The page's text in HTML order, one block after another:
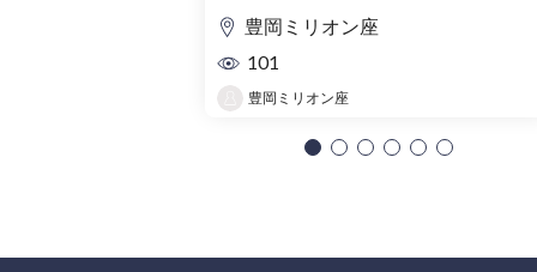
豊岡ミリオン座
101
豊岡ミリオン座